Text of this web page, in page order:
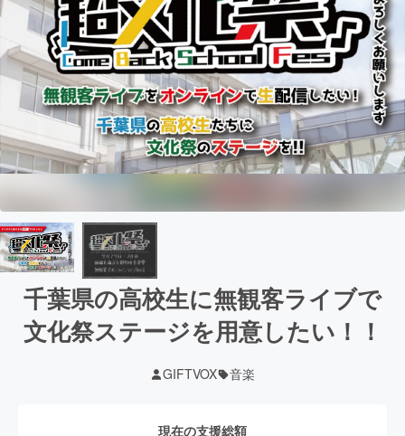
千葉県の高校生に無観客ライブで
文化祭ステージを用意したい！！
GIFTVOX 音楽
現在の支援総額